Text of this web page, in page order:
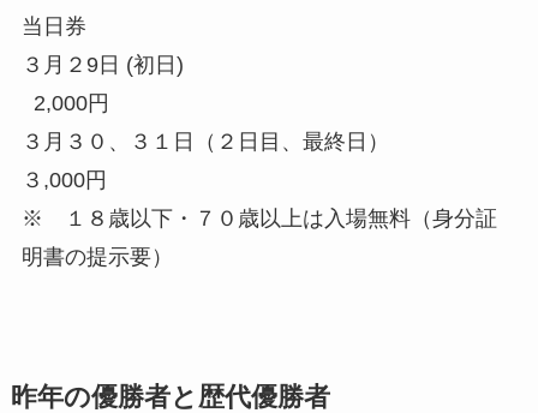
当日券
３月２9日 (初日)
2,000円
３月３０、３１日（２日目、最終日）
３,000円
※
１８歳以下・７０歳以上は入場無料（身分証
明書の提示要）
昨年の優勝者と歴代優勝者